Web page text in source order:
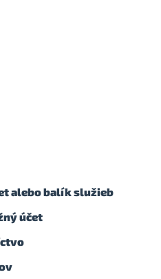
alebo balík služieb
účet